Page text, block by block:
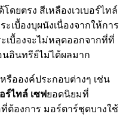
ยตรง สีเหลืองเวเบอร์ไทล์
เบื้องบุผนังเนื่องจากให้การ
เบื้องจะไม่หลุดออกจากที่ที่
อินทรีย์ไม่ได้ผลมาก
อองค์ประกอบต่างๆ เช่น
อร์ไทล์ เซฟยอดนิยมที่
ต้องการ มอร์ตาร์ชุดบางใช้